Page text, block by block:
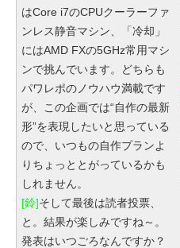
はCore i7のCPUクーラーファ
ンレス静音マシン、「冷却」
にはAMD FXの5GHz常用マシ
ンで挑んでいます。どちらも
パワレポのノウハウ満載です
が、この企画では“自作の最新
形”を表現したいと思っている
ので、いつもの自作プランよ
りちょっととがっているかも
しれません。
[鈴]そして最後は読者投票、
と。結果が楽しみですね～。
発表はいつごろなんですか？